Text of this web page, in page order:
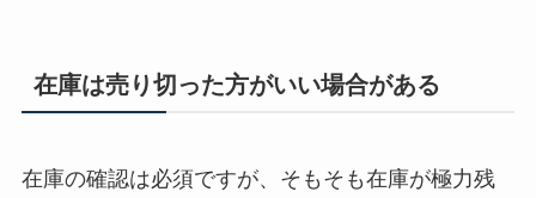
在庫は売り切った方がいい場合がある
在庫の確認は必須ですが、そもそも在庫が極力残